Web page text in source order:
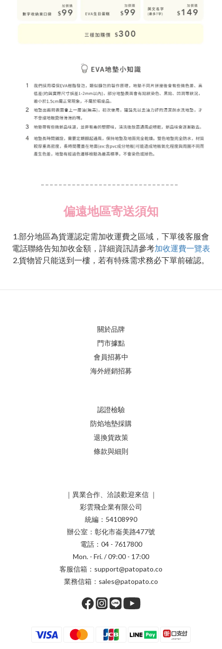
偏遠地區寄送須知
1.部分地區為貨運認定需加收運費之區域，下單後客服會
電話聯絡告知加收金額，詳細資訊請參考加收運費一覽表
2.貨物皆只能送到一樓，若有特殊需求務必下單前確認。
關於品牌
門市據點
會員招募中
海外經銷招募
認證檢驗
防焰地墊採購
退換貨政策
條款與細則
｜異業合作、洽談歡迎來信 ｜
彩雲飛企業有限公司
統編：54108990
辦公室：彰化市崙美路477號
電話：04 - 7617800
Mon. - Fri. / 09:00 - 17:00
客服信箱：support@patopato.co
業務信箱：sales@patopato.co